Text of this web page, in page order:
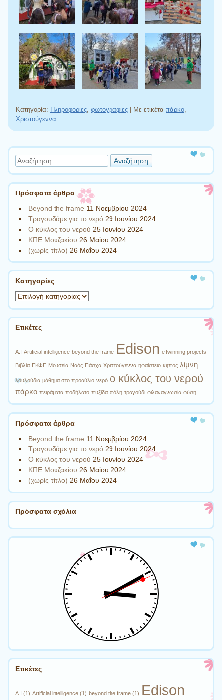
Κατηγορία: Πληροφορίες, φωτογραφίες Με ετικέτα πάρκο,
Χριστούγεννα
Πλοήγηση άρθρων
Αναζήτηση
Πρόσφατα άρθρα
Beyond the frame 11 Νοεμβρίου 2024
Τραγουδάμε για το νερό 29 Ιουνίου 2024
Ο κύκλος του νερού 25 Ιουνίου 2024
ΚΠΕ Μουζακίου 26 Μαΐου 2024
(χωρίς τίτλο) 26 Μαΐου 2024
Kατηγορίες
Kατηγορίες
Ετικέτες
A.I Artificial intelligence beyond the frame Edison eTwinning projects
Βιβλία ΕΚΦΕ Μουσεία Ναός Πάσχα Χριστούγεννα ηφαίστειο κήπος λίμνη
λουλούδια μάθημα στο προαύλιο νερό ο κύκλος του νερού
πάρκο πειράματα ποδήλατο πυξίδα πόλη τραγούδι φιλαναγνωσία φύση
Πρόσφατα άρθρα
Beyond the frame 11 Νοεμβρίου 2024
Τραγουδάμε για το νερό 29 Ιουνίου 2024
Ο κύκλος του νερού 25 Ιουνίου 2024
ΚΠΕ Μουζακίου 26 Μαΐου 2024
(χωρίς τίτλο) 26 Μαΐου 2024
Πρόσφατα σχόλια
Ετικέτες
A.I (1) Artificial intelligence (1) beyond the frame (1) Edison